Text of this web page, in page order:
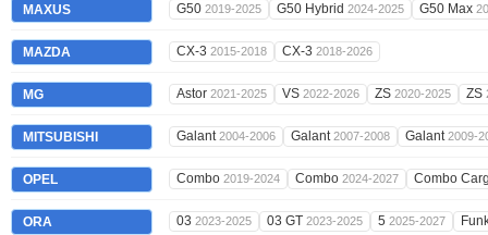
MAXUS G50 2019-2025 G50 Hybrid 2024-2025 G50 Max
MAZDA CX-3 2015-2018 CX-3 2018-2026
MG Astor 2021-2025 VS 2022-2026 ZS 2020-2025 ZS
MITSUBISHI Galant2004-2006 Galant2007-2008 Galant2009-
OPEL Combo 2019-2024 Combo 2024-2027 Combo
ORA 03 2023-2025 03 GT 2023-2025 5 2025-2027